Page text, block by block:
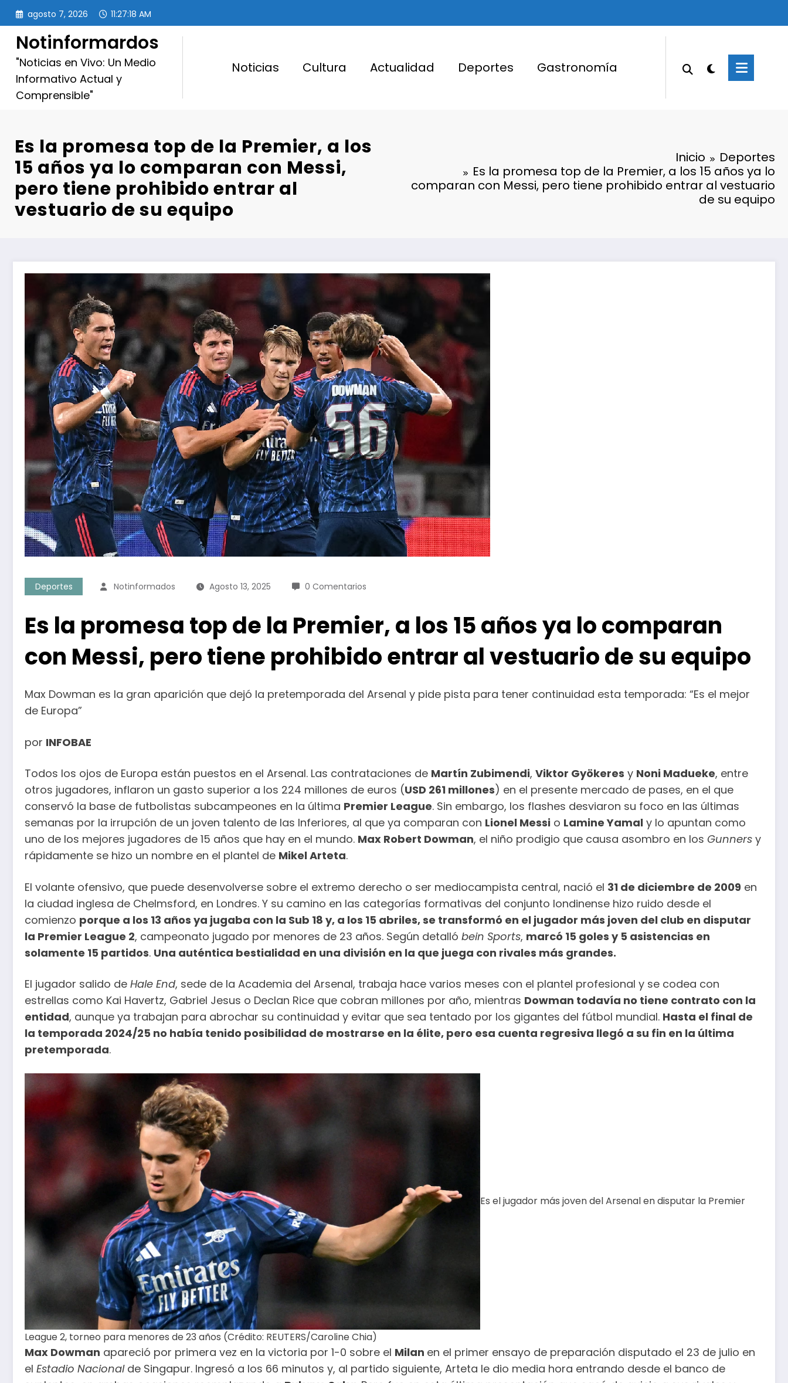
Saltar
contenido
agosto 7, 2026 11:27:20 AM
Notinformardos
"Noticias en Vivo: Un Medio
Informativo Actual y
Comprensible"
Noticias Cultura Actualidad Deportes Gastronomía
Es la promesa top de la Premier, a los
15 años ya lo comparan con Messi,
pero tiene prohibido entrar al
vestuario de su equipo
Inicio
Deportes
Es la promesa top de la Premier, a los 15 años ya lo
comparan con Messi, pero tiene prohibido entrar al vestuario
de su equipo
Deportes Notinformados Agosto 13, 2025 0 Comentarios
Es la promesa top de la Premier, a los 15 años ya lo comparan
con Messi, pero tiene prohibido entrar al vestuario de su equipo
Max Dowman es la gran aparición que dejó la pretemporada del Arsenal y pide pista para tener continuidad esta temporada: “Es el mejor
de Europa”
por INFOBAE
Todos los ojos de Europa están puestos en el Arsenal. Las contrataciones de Martín Zubimendi, Viktor Gyökeres y Noni Madueke, entre
otros jugadores, inflaron un gasto superior a los 224 millones de euros (USD 261 millones) en el presente mercado de pases, en el que
conservó la base de futbolistas subcampeones en la última Premier League. Sin embargo, los flashes desviaron su foco en las últimas
semanas por la irrupción de un joven talento de las Inferiores, al que ya comparan con Lionel Messi o Lamine Yamal y lo apuntan como
uno de los mejores jugadores de 15 años que hay en el mundo. Max Robert Dowman, el niño prodigio que causa asombro en los Gunners y
rápidamente se hizo un nombre en el plantel de Mikel Arteta.
El volante ofensivo, que puede desenvolverse sobre el extremo derecho o ser mediocampista central, nació el 31 de diciembre de 2009 en
la ciudad inglesa de Chelmsford, en Londres. Y su camino en las categorías formativas del conjunto londinense hizo ruido desde el
comienzo porque a los 13 años ya jugaba con la Sub 18 y, a los 15 abriles, se transformó en el jugador más joven del club en disputar
la Premier League 2, campeonato jugado por menores de 23 años. Según detalló bein Sports, marcó 15 goles y 5 asistencias en
solamente 15 partidos. Una auténtica bestialidad en una división en la que juega con rivales más grandes.
El jugador salido de Hale End, sede de la Academia del Arsenal, trabaja hace varios meses con el plantel profesional y se codea con
estrellas como Kai Havertz, Gabriel Jesus o Declan Rice que cobran millones por año, mientras Dowman todavía no tiene contrato con la
entidad, aunque ya trabajan para abrochar su continuidad y evitar que sea tentado por los gigantes del fútbol mundial. Hasta el final de
la temporada 2024/25 no había tenido posibilidad de mostrarse en la élite, pero esa cuenta regresiva llegó a su fin en la última
pretemporada.
Es el jugador más joven del Arsenal en disputar la Premier
League 2, torneo para menores de 23 años (Crédito: REUTERS/Caroline Chia)
Max Dowman apareció por primera vez en la victoria por 1-0 sobre el Milan en el primer ensayo de preparación disputado el 23 de julio en
el Estadio Nacional de Singapur. Ingresó a los 66 minutos y, al partido siguiente, Arteta le dio media hora entrando desde el banco de